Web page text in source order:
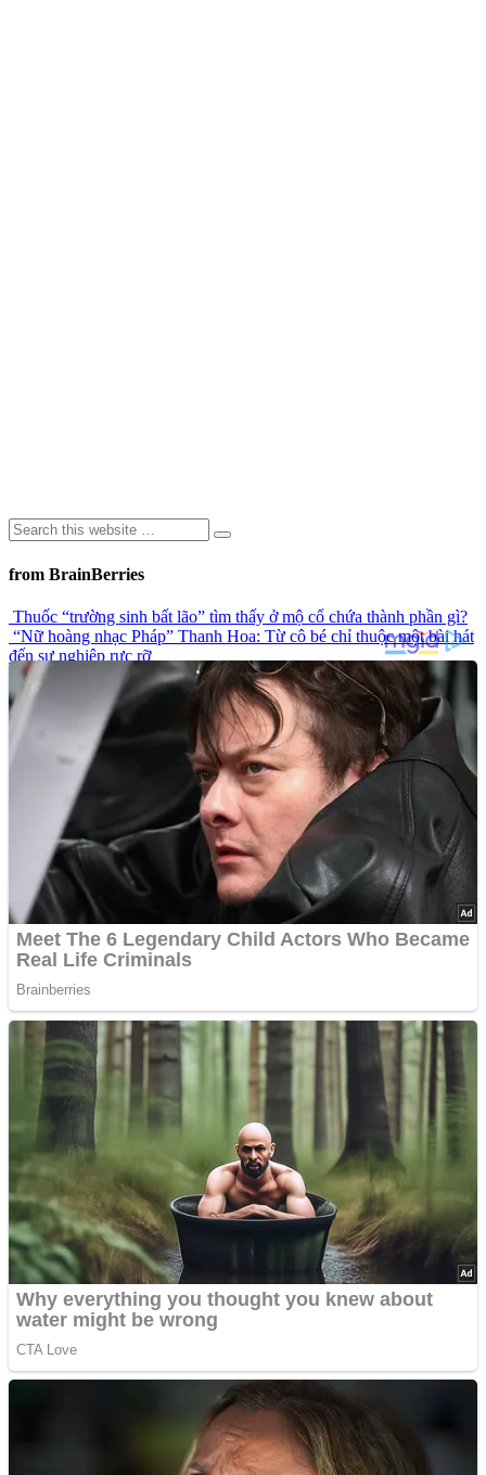
from BrainBerries
Thuốc “trường sinh bất lão” tìm thấy ở mộ cổ chứa thành phần gì?
“Nữ hoàng nhạc Pháp” Thanh Hoa: Từ cô bé chỉ thuộc một bài hát
đến sự nghiệp rực rỡ
Khoảnh khắc chiếc ô tô bị nước lũ dữ dội cuốn trôi khi cây cầu bị
sập gây chú ý trên mạng xã hội
Top 9 công trình kiến trúc đá đầy bí ẩn trong lịch sử
Ngôn Ngữ Của Đôi Môi: Có Thể Bạn Chưa Biết!
Advertisements